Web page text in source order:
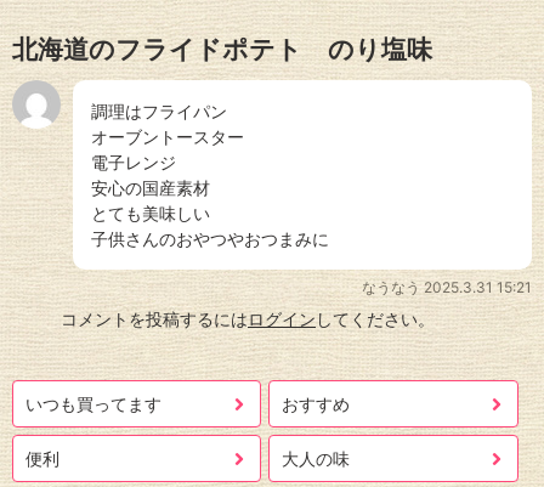
北海道のフライドポテト のり塩味
調理はフライパン
オーブントースター
電子レンジ
安心の国産素材
とても美味しい
子供さんのおやつやおつまみに
なうなう2025.3.31 15:21
コメントを投稿するにはログインしてください。
いつも買ってます おすすめ
便利 大人の味